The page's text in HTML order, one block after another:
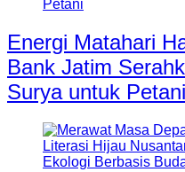
Energi Matahari
Bank Jatim
Surya untuk Petani